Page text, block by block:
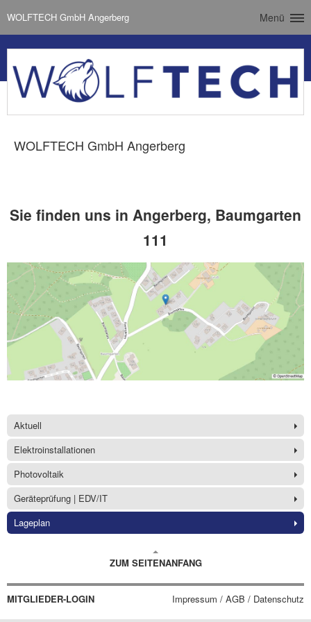
WOLFTECH GmbH Angerberg Menü
WOLFTECH GmbH Angerberg
Sie finden uns in Angerberg, Baumgarten
111
Aktuell
Elektroinstallationen
Photovoltaik
Geräteprüfung | EDV/IT
Lageplan
ZUM SEITENANFANG
MITGLIEDER-LOGIN Impressum / AGB / Datenschutz